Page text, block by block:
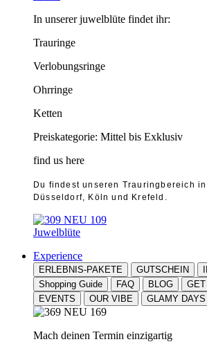
In unserer juwelblüte findet ihr:
Trauringe
Verlobungsringe
Ohrringe
Ketten
Preiskategorie: Mittel bis Exklusiv
find us here
Du findest unseren Trauringbereich
Düsseldorf, Köln und Krefeld.
Juwelblüte
Experience
ERLEBNIS-PAKETE GUTSCHEIN
Shopping Guide
FAQ BLOG
EVENTS
OUR VIBE GLAMY DAYS
Mach deinen Termin einzigartig